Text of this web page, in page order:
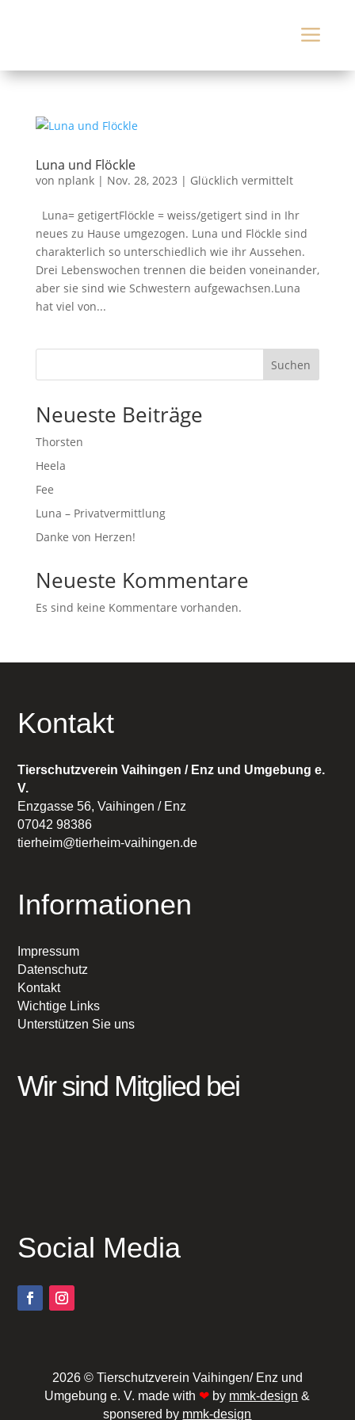
a
Luna und Flöckle
von nplank| Nov. 28, 2023 | Glücklich vermittelt
Luna= getigertFlöckle = weiss/getigert sind in Ihr
neues zu Hause umgezogen. Luna und Flöckle sind
charakterlich so unterschiedlich wie ihr Aussehen.
Drei Lebenswochen trennen die beiden voneinander,
aber sie sind wie Schwestern aufgewachsen.Luna
hat viel von...
Suchen
Neueste Beiträge
Thorsten
Heela
Fee
Luna – Privatvermittlung
Danke von Herzen!
Neueste Kommentare
Es sind keine Kommentare vorhanden.
Kontakt
Tierschutzverein Vaihingen / Enz und Umgebung e.
V.
Enzgasse 56, Vaihingen / Enz
07042 98386
tierheim@tierheim-vaihingen.de
Informationen
Impressum
Datenschutz
Kontakt
Wichtige Links
Unterstützen Sie uns
Wir sind Mitglied bei
Social Media
2026 © Tierschutzverein Vaihingen/ Enz und
Umgebung e. V. made with ❤ by mmk-design &
sponsered by mmk-design